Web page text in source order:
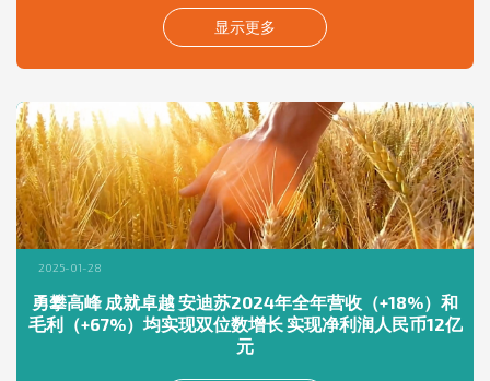
显示更多
2025-01-28
勇攀高峰 成就卓越 安迪苏2024年全年营收（+18%）和
毛利（+67%）均实现双位数增长 实现净利润人民币12亿
元